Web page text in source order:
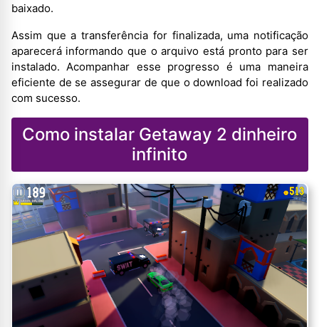
baixado.
Assim que a transferência for finalizada, uma notificação
aparecerá informando que o arquivo está pronto para ser
instalado. Acompanhar esse progresso é uma maneira
eficiente de se assegurar de que o download foi realizado
com sucesso.
Como instalar Getaway 2 dinheiro
infinito